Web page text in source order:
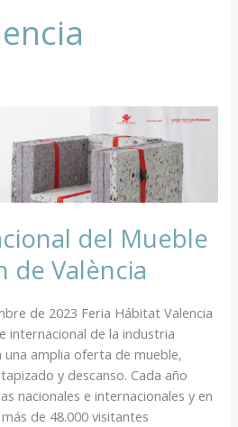
del Mueble
de València
de 2023 Feria Hábitat Valencia
internacional de la industria
amplia oferta de mueble,
y descanso. Cada año
nacionales e internacionales y en
de 48.000 visitantes